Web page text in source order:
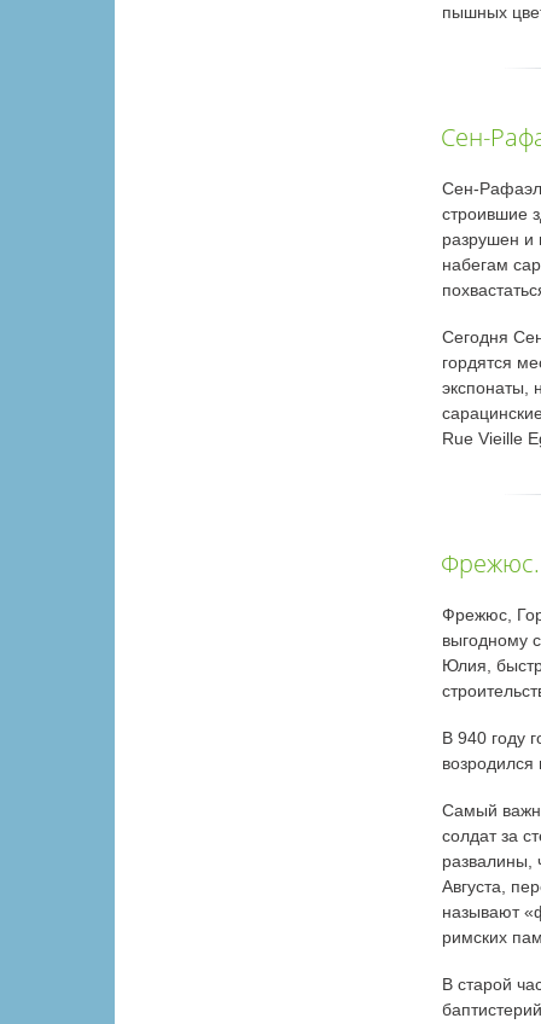
пышных
Сен-
Сен-
строившие
разрушен и
набегам
Сегодня
гордятся
экспонаты,
Rue Vieille
Фрежюс.
Фрежюс,
выгодному
Юлия,
В 940 году
возродился
Самый
солдат за
развалины,
Августа,
называют
римских
В старой